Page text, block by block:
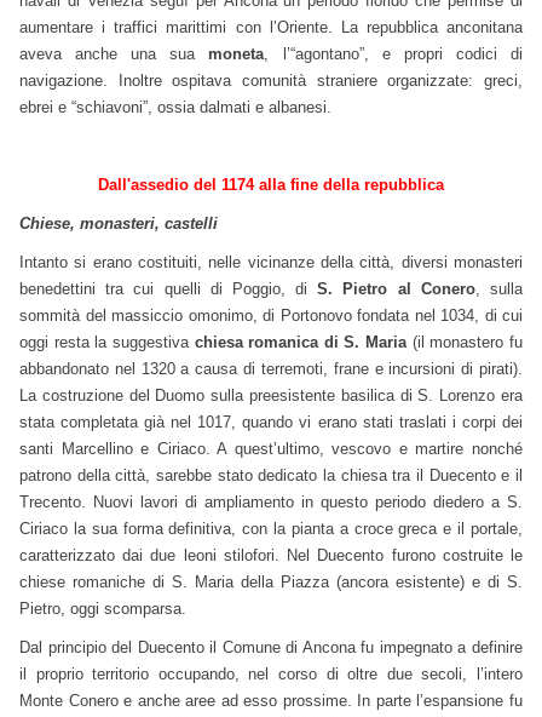
aumentare i traffici marittimi con l’Oriente. La repubblica anconitana
aveva anche una sua moneta, l’“agontano”, e propri codici di
navigazione. Inoltre ospitava comunità straniere organizzate: greci,
ebrei e “schiavoni”, ossia dalmati e albanesi.
Dall'assedio del 1174 alla fine della repubblica
Chiese, monasteri, castelli
Intanto si erano costituiti, nelle vicinanze della città, diversi monasteri
benedettini tra cui quelli di Poggio, diS. Pietro al Conero, sulla
sommità del massiccio omonimo, di Portonovo fondata nel 1034, di cui
oggi resta la suggestiva chiesa romanica di S. Maria(il monastero fu
abbandonato nel 1320 a causa di terremoti, frane e incursioni di pirati).
La costruzione del Duomo sulla preesistente basilica di S. Lorenzo era
stata completata già nel 1017, quando vi erano stati traslati i corpi dei
santi Marcellino e Ciriaco. A quest’ultimo, vescovo e martire nonché
patrono della città, sarebbe stato dedicato la chiesa tra il Duecento e il
Trecento. Nuovi lavori di ampliamento in questo periodo diedero a S.
Ciriaco la sua forma definitiva, con la pianta a croce greca e il portale,
caratterizzato dai due leoni stilofori. Nel Duecento furono costruite le
chiese romaniche di S. Maria della Piazza (ancora esistente) e di S.
Pietro, oggi scomparsa.
Dal principio del Duecento il Comune di Ancona fu impegnato a definire
il proprio territorio occupando, nel corso di oltre due secoli, l’intero
Monte Conero e anche aree ad esso prossime. In parte l’espansione fu